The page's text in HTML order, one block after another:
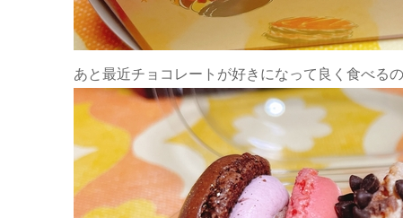
あと最近チョコレートが好きになって良く食べる